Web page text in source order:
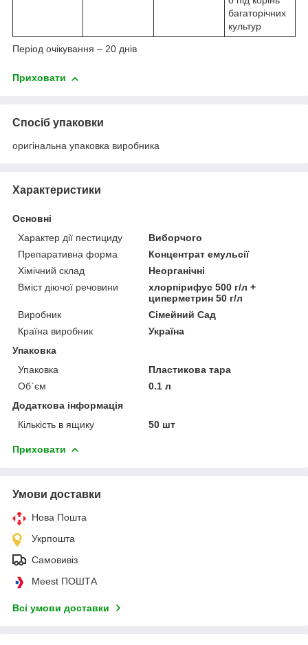
багаторічних
культур
Період очікування – 20 днів
Приховати
Спосіб упаковки
оригінальна упаковка виробника
Характеристики
Основні
Характер дії пестициду
Виборчого
Препаративна форма
Концентрат емульсії
Хімічний склад
Неорганічні
Вміст діючої речовини
хлорпірифус 500 г/л +
циперметрин 50 г/л
Виробник
Сімейний Сад
Країна виробник
Україна
Упаковка
Упаковка
Пластикова тара
Об`єм
0.1 л
Додаткова інформація
Кількість в ящику
50 шт
Приховати
Умови доставки
Нова Пошта
Укрпошта
Самовивіз
Meest ПОШТА
Всі умови доставки